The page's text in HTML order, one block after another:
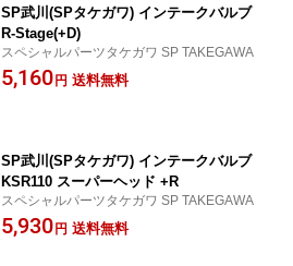
SP武川(SPタケガワ) インテークバルブ
R-Stage(+D)
スペシャルパーツタケガワ SP TAKEGAWA
5,160円 送料無料
SP武川(SPタケガワ) インテークバルブ
KSR110 スーパーヘッド +R
スペシャルパーツタケガワ SP TAKEGAWA
5,930円 送料無料